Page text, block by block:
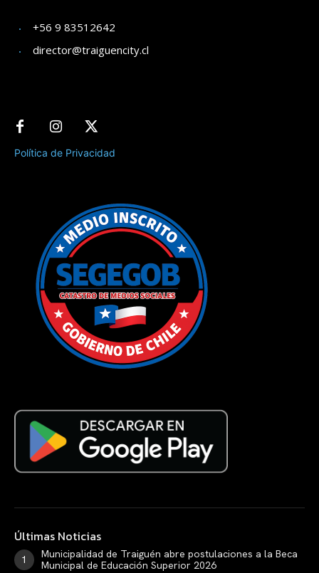
+56 9 83512642
director@traiguencity.cl
Política de Privacidad
Últimas Noticias
Municipalidad de Traiguén abre postulaciones a la Beca
Municipal de Educación Superior 2026